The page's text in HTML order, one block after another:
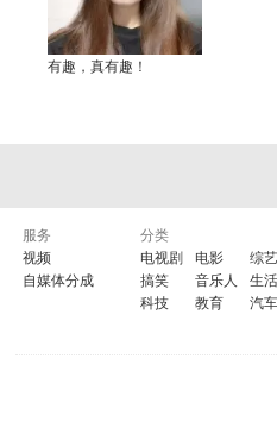
有趣，真有趣！
服务
视频
自媒体分成
分类
电视剧
电影 综艺
搞笑
音乐人 生活
科技
教育 汽车